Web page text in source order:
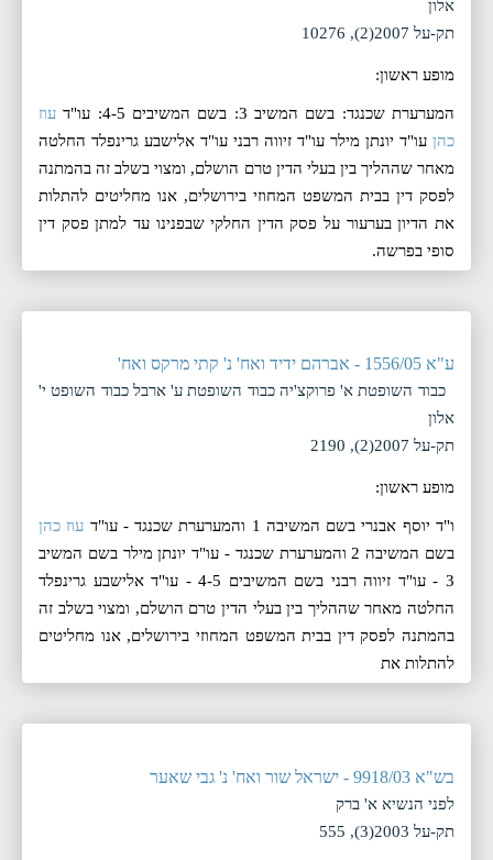
אלון
תק-על 2007(2), 10276
מופע ראשון:
המערערת שכנגד: בשם המשיב 3: בשם המשיבים 4-5: עו"ד
עוז
כהן עו"ד יונתן מילר עו"ד זיווה רבני עו"ד אלישבע גרינפלד החלטה
מאחר שההליך בין בעלי הדין טרם הושלם, ומצוי בשלב זה בהמתנה
לפסק דין בבית המשפט המחוזי בירושלים, אנו מחליטים להתלות
את הדיון בערעור על פסק הדין החלקי שבפנינו עד למתן פסק דין
סופי בפרשה.
ע"א 1556/05 - אברהם ידיד ואח' נ' קתי מרקס ואח'
כבוד השופטת א' פרוקצ'יה כבוד השופטת ע' ארבל כבוד השופט י'
אלון
תק-על 2007(2), 2190
מופע ראשון:
ו"ד יוסף אבנרי בשם המשיבה 1 והמערערת שכנגד - עו"ד
עוז כהן
בשם המשיבה 2 והמערערת שכנגד - עו"ד יונתן מילר בשם המשיב
3 - עו"ד זיווה רבני בשם המשיבים 4-5 - עו"ד אלישבע גרינפלד
החלטה מאחר שההליך בין בעלי הדין טרם הושלם, ומצוי בשלב זה
בהמתנה לפסק דין בבית המשפט המחוזי בירושלים, אנו מחליטים
להתלות את
בש"א 9918/03 - ישראל שור ואח' נ' גבי שאער
לפני הנשיא א' ברק
תק-על 2003(3), 555